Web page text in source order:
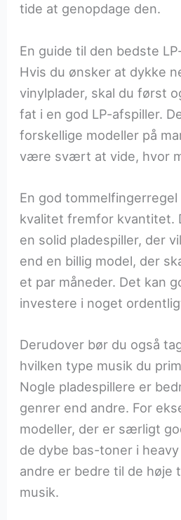
tide at genopdage den.
En guide til den bedste
Hvis du ønsker at dykke
vinylplader, skal du først
fat i en god LP-afspiller.
forskellige modeller på
være svært at vide, hvor
En god
kvalitet fremfor kvantitet.
en solid pladespiller, der
end en billig model, der
et par måneder. Det kan
investere i noget
Derudover bør du også
hvilken type musik du
Nogle pladespillere er
genrer end andre. For
modeller, der er særligt
de dybe bas-toner i
andre er bedre til de høje
musik.